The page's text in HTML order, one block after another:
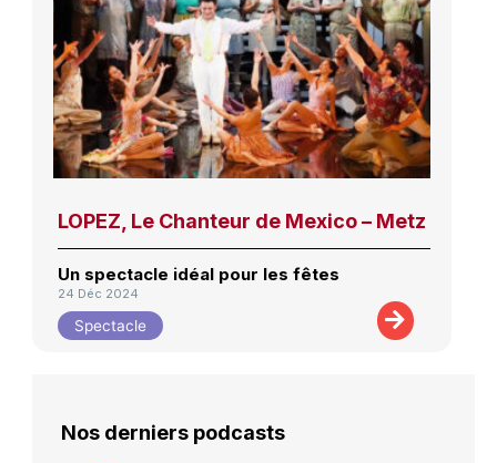
LOPEZ, Le Chanteur de Mexico – Metz
Un spectacle idéal pour les fêtes
24 Déc 2024
Spectacle
Nos derniers podcasts